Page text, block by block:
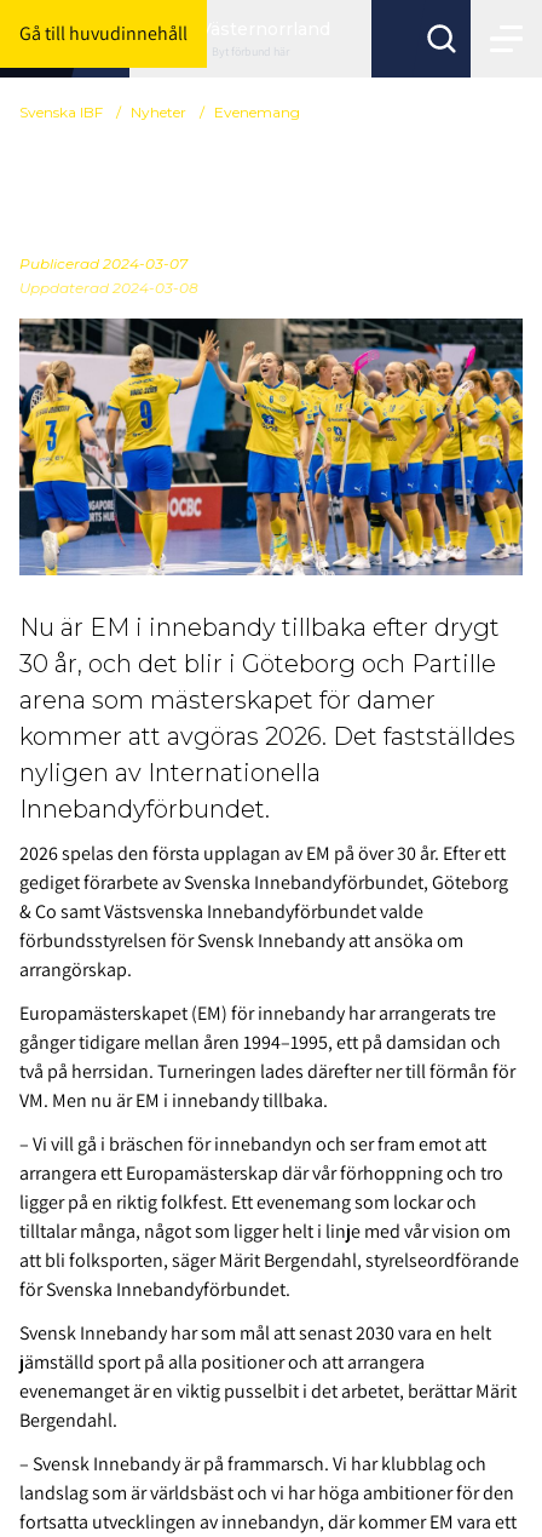
Gå till huvudinnehåll
Byt förbund här
Svenska IBF / Nyheter / Evenemang
Publicerad 2024-03-07
Uppdaterad 2024-03-08
Nu är EM i innebandy tillbaka efter drygt
30 år, och det blir i Göteborg och Partille
arena som mästerskapet för damer
kommer att avgöras 2026. Det fastställdes
nyligen av Internationella
Innebandyförbundet.
2026 spelas den första upplagan av EM på över 30 år. Efter ett
gediget förarbete av Svenska Innebandyförbundet, Göteborg
& Co samt Västsvenska Innebandyförbundet valde
förbundsstyrelsen för Svensk Innebandy att ansöka om
arrangörskap.
Europamästerskapet (EM) för innebandy har arrangerats tre
gånger tidigare mellan åren 1994–1995, ett på damsidan och
två på herrsidan. Turneringen lades därefter ner till förmån för
VM. Men nu är EM i innebandy tillbaka.
– Vi vill gå i bräschen för innebandyn och ser fram emot att
arrangera ett Europamästerskap där vår förhoppning och tro
ligger på en riktig folkfest. Ett evenemang som lockar och
tilltalar många, något som ligger helt i linje med vår vision om
att bli folksporten, säger Märit Bergendahl, styrelseordförande
för Svenska Innebandyförbundet.
Svensk Innebandy har som mål att senast 2030 vara en helt
jämställd sport på alla positioner och att arrangera
evenemanget är en viktig pusselbit i det arbetet, berättar Märit
Bergendahl.
– Svensk Innebandy är på frammarsch. Vi har klubblag och
landslag som är världsbäst och vi har höga ambitioner för den
fortsatta utvecklingen av innebandyn, där kommer EM vara ett